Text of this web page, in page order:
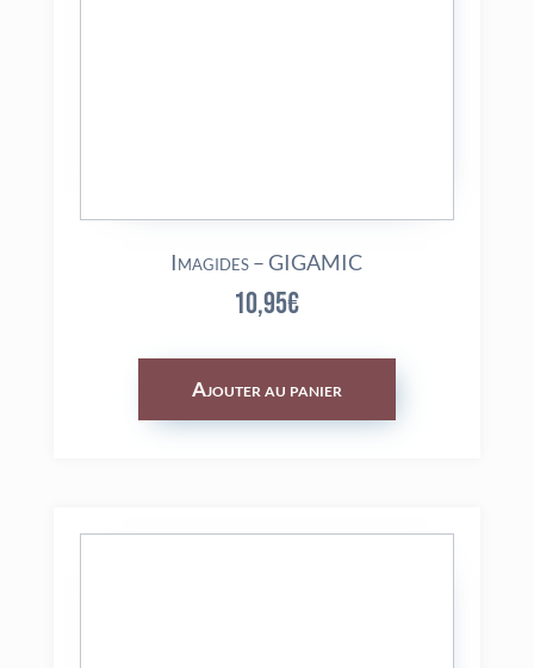
Imagides – GIGAMIC
10,95€
Ajouter au panier